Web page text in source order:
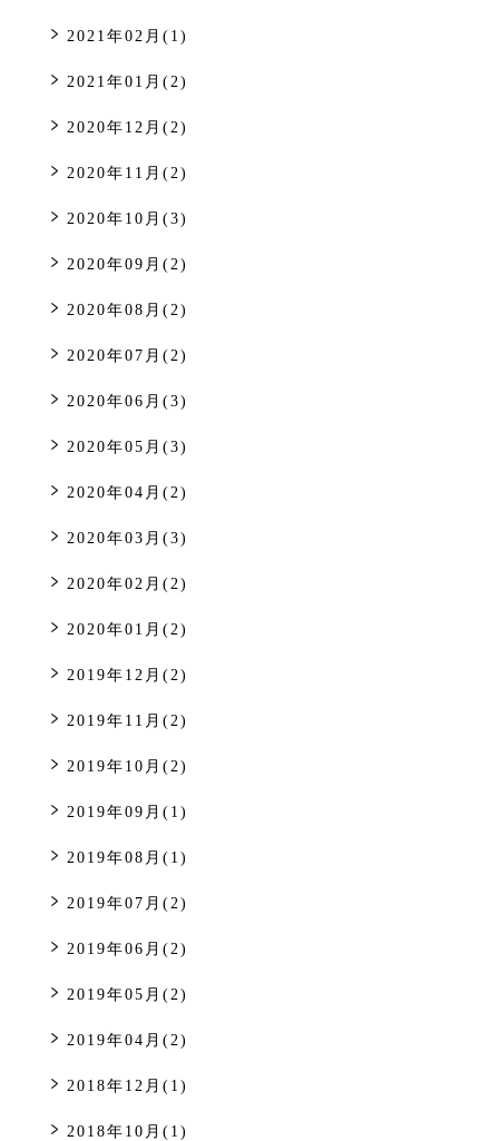
2021年02月(1)
2021年01月(2)
2020年12月(2)
2020年11月(2)
2020年10月(3)
2020年09月(2)
2020年08月(2)
2020年07月(2)
2020年06月(3)
2020年05月(3)
2020年04月(2)
2020年03月(3)
2020年02月(2)
2020年01月(2)
2019年12月(2)
2019年11月(2)
2019年10月(2)
2019年09月(1)
2019年08月(1)
2019年07月(2)
2019年06月(2)
2019年05月(2)
2019年04月(2)
2018年12月(1)
2018年10月(1)